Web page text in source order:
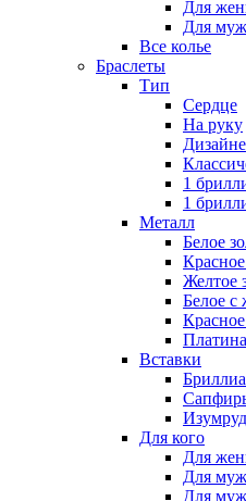
Для
Для
Все колье
Браслеты
Тип
Сердце
На руку
1
1
Металл
Белое
Желтое
Белое с
Платина
Вставки
Для кого
Для
Для
Для